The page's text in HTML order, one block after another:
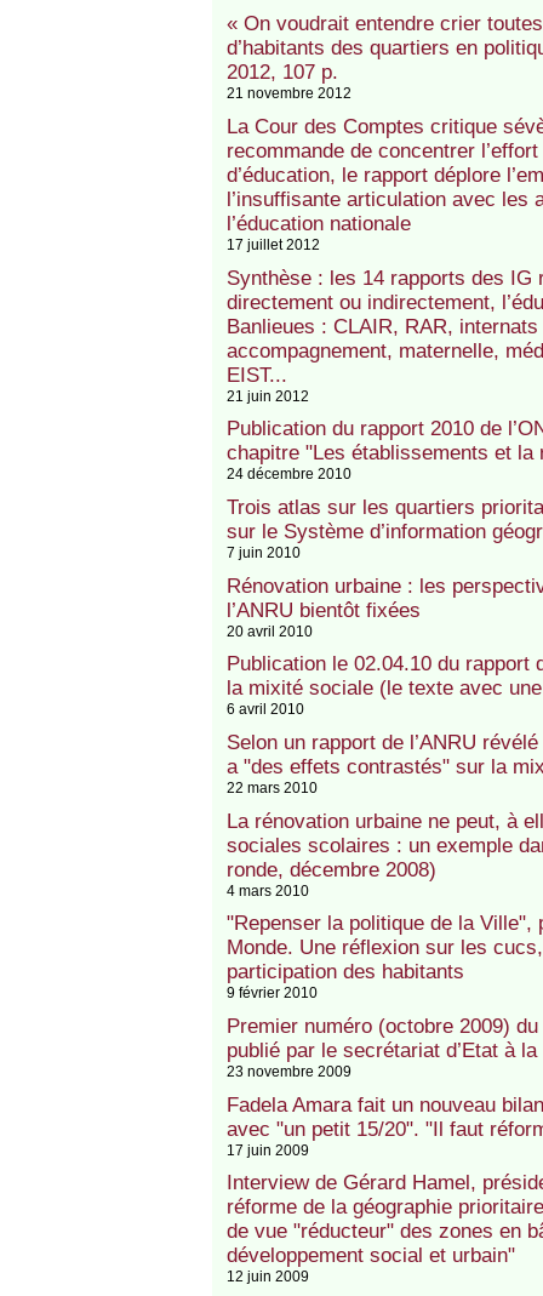
« On voudrait entendre crier
d’habitants des quartiers en
2012, 107 p.
21 novembre 2012
La Cour des Comptes critique
recommande de concentrer
d’éducation, le rapport déplore
l’insuffisante articulation avec les
l’éducation nationale
17 juillet 2012
Synthèse : les 14 rapports des IG
directement ou indirectement,
Banlieues : CLAIR, RAR,
accompagnement, maternelle,
EIST...
21 juin 2012
Publication du rapport 2010 de
chapitre "Les établissements et la
24 décembre 2010
Trois atlas sur les quartiers
sur le Système d’information
7 juin 2010
Rénovation urbaine : les
l’ANRU bientôt fixées
20 avril 2010
Publication le 02.04.10 du rapport
la mixité sociale (le texte avec
6 avril 2010
Selon un rapport de l’ANRU
a "des effets contrastés" sur la
22 mars 2010
La rénovation urbaine ne peut, à
sociales scolaires : un exemple
ronde, décembre 2008)
4 mars 2010
"Repenser la politique de la Ville",
Monde. Une réflexion sur les
participation des habitants
9 février 2010
Premier numéro (octobre 2009)
publié par le secrétariat d’Etat à
23 novembre 2009
Fadela Amara fait un nouveau
avec "un petit 15/20". "Il faut
17 juin 2009
Interview de Gérard Hamel,
réforme de la géographie
de vue "réducteur" des zones en
développement social et urbain"
12 juin 2009